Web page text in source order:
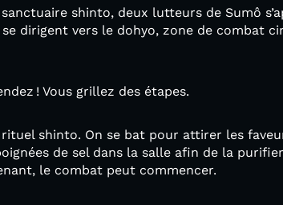
shinto, deux lutteurs de Sumô
dirigent vers le dohyo, zone de combat
! Vous grillez des étapes.
shinto. On se bat pour attirer les
de sel dans la salle afin de la
le combat peut commencer.